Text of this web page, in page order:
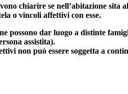
chiarire se nell’abitazione sita
o vincoli affettivi con esse.
possono dar luogo a distinte
assistita).
non può essere soggetta a